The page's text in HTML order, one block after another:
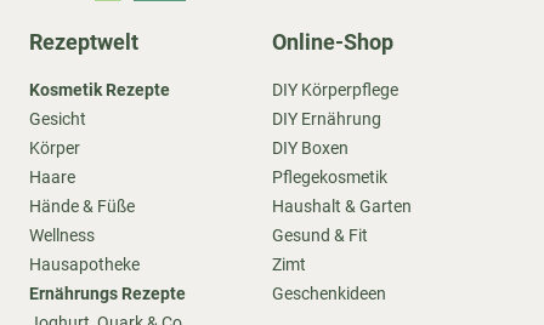
Rezeptwelt
Kosmetik Rezepte
Gesicht
Körper
Haare
Hände & Füße
Wellness
Hausapotheke
Ernährungs Rezepte
Online-Shop
DIY Körperpflege
DIY Ernährung
DIY Boxen
Pflegekosmetik
Haushalt & Garten
Gesund & Fit
Zimt
Geschenkideen